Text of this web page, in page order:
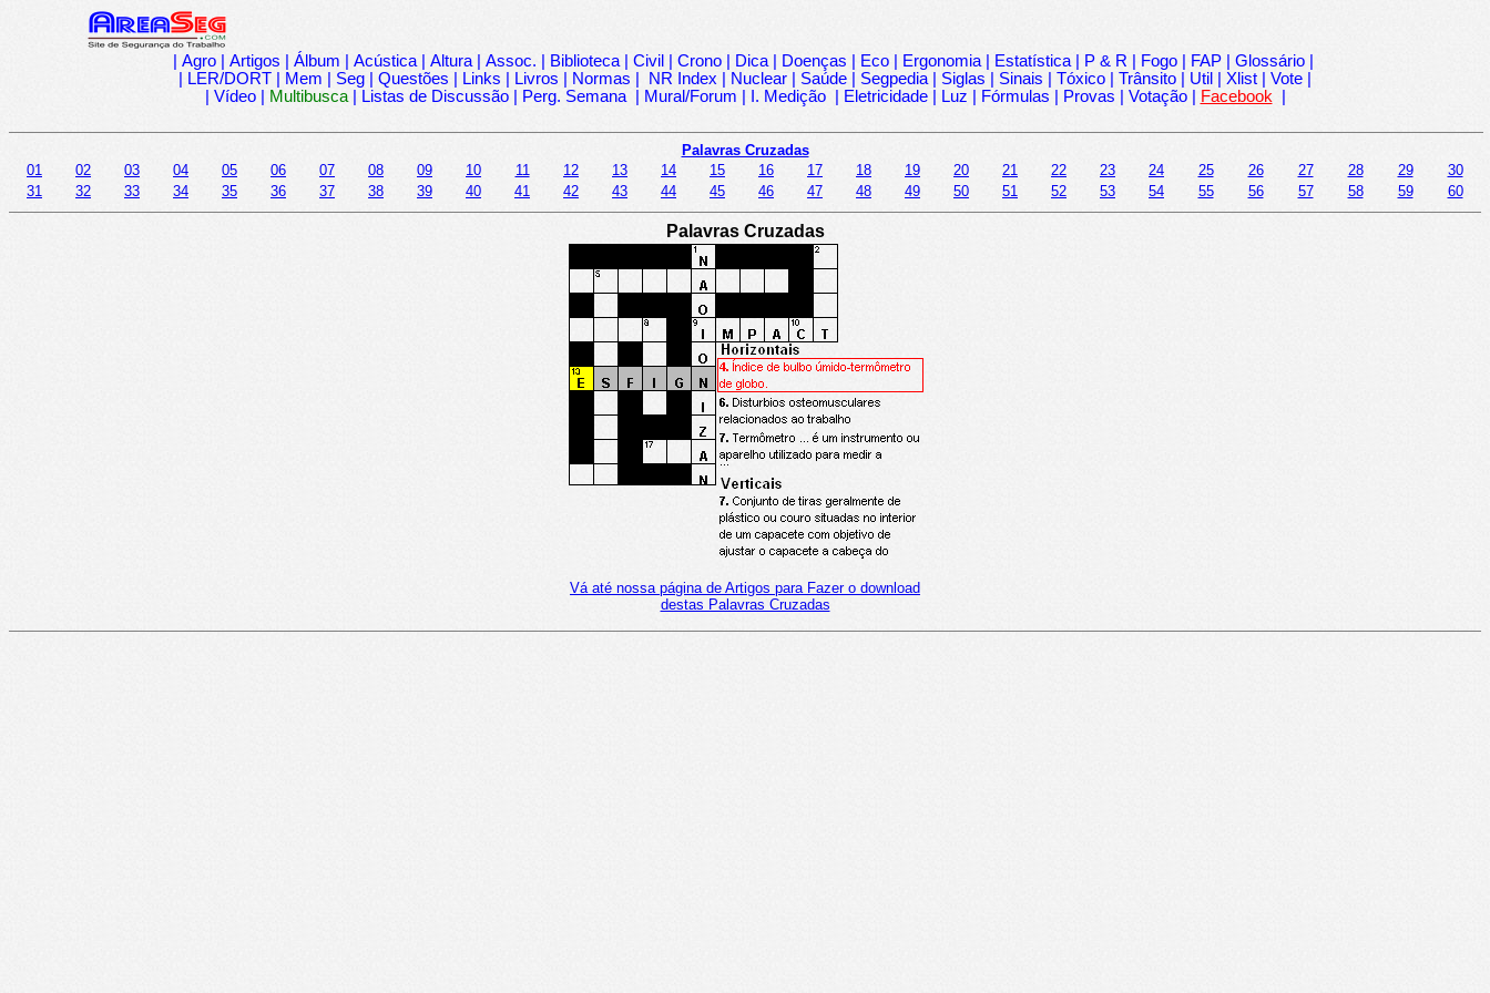
Agro| Artigos Álbum Acústica| Altura| Assoc. Biblioteca| Civil Crono| Dica| Doenças Eco| Ergonomia| Estatística| P & R Fogo| FAP| Glossário|
LER/DORT Mem Seg Questões Links Livros Normas NR Index Nuclear Saúde Segpedia Siglas Sinais Tóxico Trânsito Util Xlist Vote
Vídeo| Multibusca| Listas de Discussão| Perg. Semana Mural/Forum I. Medição| Eletricidade| Luz Fórmulas Provas Votação| Facebook
Palavras Cruzadas
01
02 03 04 05 06 07 08 09 10 11 12 13 14 15 16 17 18 19 20 21 22 23 24 25 26 27 28 29
30
31
32 33 34 35 36 37 38 39 40 41 42 43 44 45 46 47 48 49 50 51 52 53 54 55 56 57 58 59 60
Palavras Cruzadas
Vá até nossa página de Artigos para Fazer o download
destas Palavras Cruzadas